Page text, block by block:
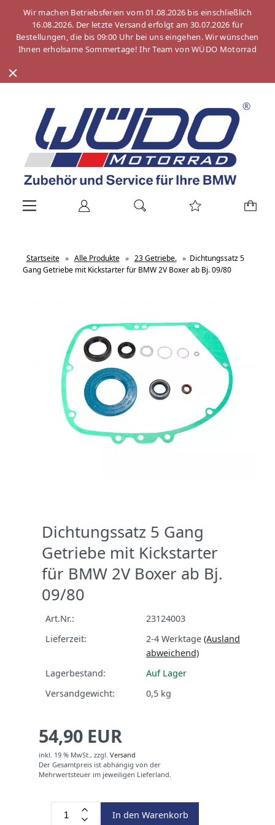
Wir machen Betriebsferien vom 01.08.2026 bis einschließlich
16.08.2026. Der letzte Versand erfolgt am 30.07.2026 für
Bestellungen, die bis 09:00 Uhr bei uns eingehen. Wir wünschen
Ihnen erholsame Sommertage! Ihr Team von WÜDO Motorrad
Startseite » Alle Produkte » 23 Getriebe. » Dichtungssatz 5
Gang Getriebe mit Kickstarter für BMW 2V Boxer ab Bj. 09/80
Dichtungssatz 5 Gang
Getriebe mit Kickstarter
für BMW 2V Boxer ab Bj.
09/80
Art.Nr.:
23124003
Lieferzeit:
2-4 Werktage (Ausland
abweichend)
Lagerbestand:
Auf Lager
Versandgewicht:
0,5 kg
54,90 EUR
inkl. 19 % MwSt., zzgl. Versand
Der Gesamtpreis ist abhängig von der
Mehrwertsteuer im jeweiligen Lieferland.
In den Warenkorb